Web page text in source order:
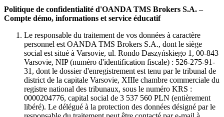
Politique de confidentialité d'OANDA TMS Brokers S.A. –
Compte démo, informations et service éducatif
Le responsable du traitement de vos données à caractère
personnel est OANDA TMS Brokers S.A., dont le siège
social est situé à Varsovie, ul. Rondo Daszyńskiego 1, 00-843
Varsovie, NIP (numéro d'identification fiscale) : 526-275-91-
31, dont le dossier d'enregistrement est tenu par le tribunal de
district de la capitale Varsovie, XIIIe chambre commerciale du
registre national des tribunaux, sous le numéro KRS :
0000204776, capital social de 3 537 560 PLN (entièrement
libéré). Le délégué à la protection des données désigné par le